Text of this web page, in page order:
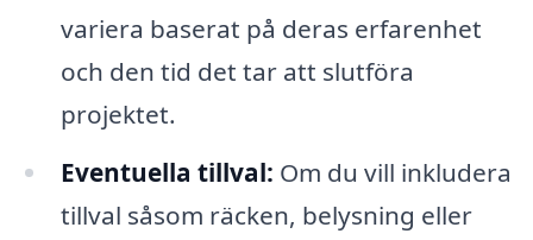
variera baserat på deras erfarenhet
och den tid det tar att slutföra
projektet.
Eventuella tillval: Om du vill inkludera
tillval såsom räcken, belysning eller